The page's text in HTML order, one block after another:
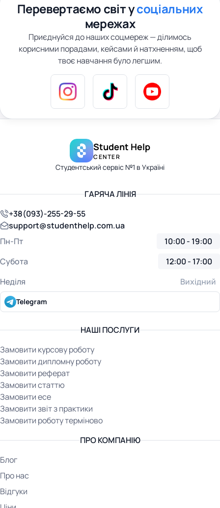
Перевертаємо світ усоціальних
мережах
Приєднуйся до наших соцмереж — ділимось
корисними порадами, кейсами й натхненням, щоб
твоє навчання було легшим.
Student Help
CENTER
Студентський сервіс №1 в Україні
НАШІ ПОСЛУГИ
Замовити курсову роботу
Замовити дипломну роботу
Замовити реферат
Замовити статтю
Замовити есе
Замовити звіт з практики
Замовити роботу терміново
ПРО КОМПАНІЮ
Блог
Про нас
Відгуки
ГАРЯЧА ЛІНІЯ
+38(093)-255-29-55
support@studenthelp.com.ua
Пн-Пт
10:00 - 19:00
Субота
12:00 - 17:00
Неділя
Вихідний
Telegram